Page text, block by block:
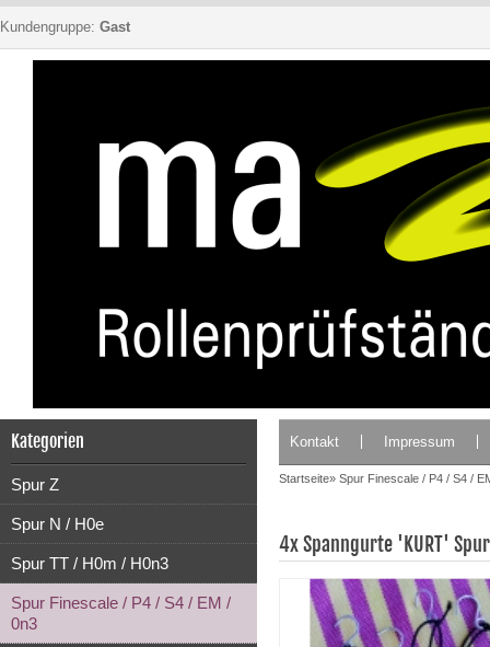
Kundengruppe: Gast
Kategorien
Spur Z
Spur N / H0e
Spur TT / H0m / H0n3
Spur Finescale / P4 / S4 / EM /
0n3
Kontakt Impressum
Startseite» Spur Finescale / P4 / S4 /
4x Spanngurte 'KURT'